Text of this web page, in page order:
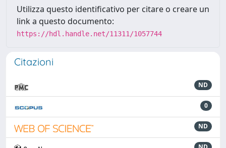
Utilizza questo identificativo per citare o creare un
link a questo documento:
https://hdl.handle.net/11311/1057744
Citazioni
ND
0
ND